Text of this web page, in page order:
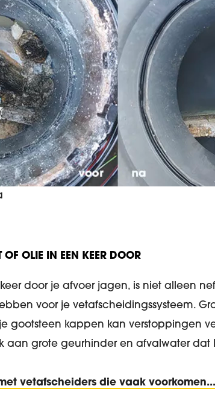
OF OLIE IN EEN KEER DOOR
door je afvoer jagen, is niet alleen
voor je vetafscheidingssysteem.
gootsteen kappen kan verstoppingen
aan grote geurhinder en afvalwater dat
vetafscheiders die vaak